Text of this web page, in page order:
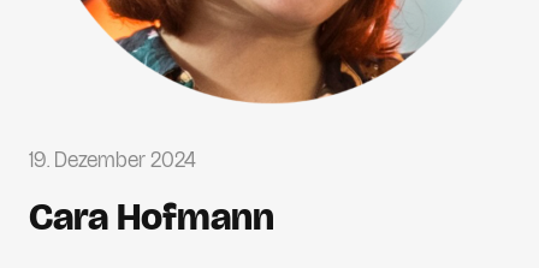
19. Dezember 2024
Cara Hofmann